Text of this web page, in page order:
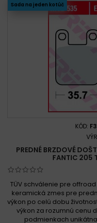
Sada na jeden kotúč
KÓD:
PREDNÉ BRZDOVÉ
FANTIC 205
TÜV schválenie pre
keramická zmes pre
výkon po celú dobu
výkon za rozumnú cenu
podmienkach